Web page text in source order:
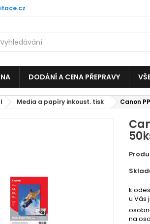
DODÁNÍ A CENA PŘEPRAVY
Media a papíry inkoust. tisk Canon
k
u Vás
na